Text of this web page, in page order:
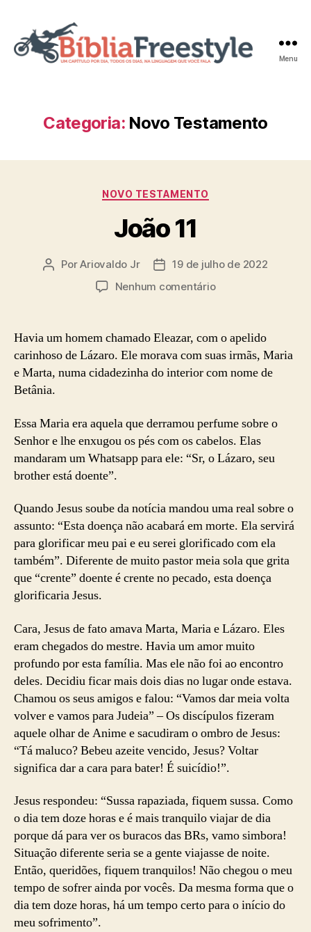
Menu
Categoria: Novo Testamento
Categorias
NOVO TESTAMENTO
João 11
Autor
PorAriovaldo Jr
Data19 de julho de 2022
Nenhum comentárioem
Havia um homem chamado Eleazar, com o apelido
carinhoso de Lázaro. Ele morava com suas irmãs, Maria
e Marta, numa cidadezinha do interior com nome de
Betânia.
Essa Maria era aquela que derramou perfume sobre o
Senhor e lhe enxugou os pés com os cabelos. Elas
mandaram um Whatsapp para ele: “Sr, o Lázaro, seu
brother está doente”.
Quando Jesus soube da notícia mandou uma real sobre o
assunto: “Esta doença não acabará em morte. Ela servirá
para glorificar meu pai e eu serei glorificado com ela
também”. Diferente de muito pastor meia sola que grita
que “crente” doente é crente no pecado, esta doença
glorificaria Jesus.
Cara, Jesus de fato amava Marta, Maria e Lázaro. Eles
eram chegados do mestre. Havia um amor muito
profundo por esta família. Mas ele não foi ao encontro
deles. Decidiu ficar mais dois dias no lugar onde estava.
Chamou os seus amigos e falou: “Vamos dar meia volta
volver e vamos para Judeia” – Os discípulos fizeram
aquele olhar de Anime e sacudiram o ombro de Jesus:
“Tá maluco? Bebeu azeite vencido, Jesus? Voltar
significa dar a cara para bater! É suicídio!”.
Jesus respondeu: “Sussa rapaziada, fiquem sussa. Como
o dia tem doze horas e é mais tranquilo viajar de dia
porque dá para ver os buracos das BRs, vamo simbora!
Situação diferente seria se a gente viajasse de noite.
Então, queridões, fiquem tranquilos! Não chegou o meu
tempo de sofrer ainda por vocês. Da mesma forma que o
dia tem doze horas, há um tempo certo para o início do
meu sofrimento”.